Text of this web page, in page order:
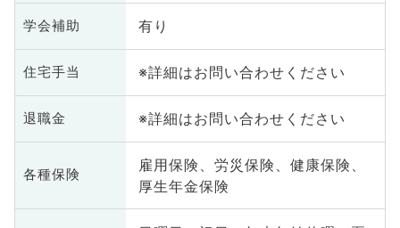
学会補助 有り
住宅手当 ※詳細はお問い合わせください
退職金 ※詳細はお問い合わせください
各種保険
雇用保険、労災保険、健康保険、
厚生年金保険